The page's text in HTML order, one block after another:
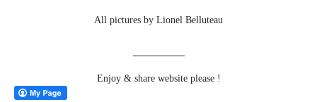
All pictures by Lionel Belluteau
Enjoy & share website please !